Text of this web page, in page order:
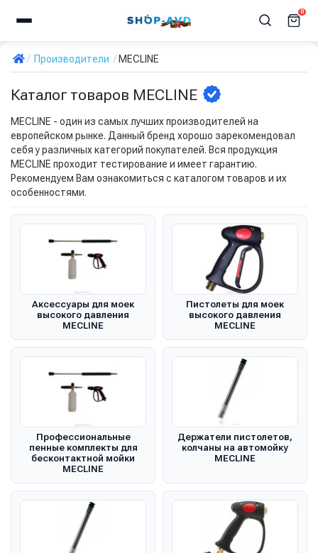
0
Производители MECLINE
Каталог товаров MECLINE
MECLINE - один из самых лучших производителей на
европейском рынке. Данный бренд хорошо зарекомендовал
себя у различных категорий покупателей. Вся продукция
MECLINE проходит тестирование и имеет гарантию.
Рекомендуем Вам ознакомиться с каталогом товаров и их
особенностями.
Аксессуары для моек
высокого давления
MECLINE
Пистолеты для моек
высокого давления
MECLINE
Профессиональные
пенные комплекты для
бесконтактной мойки
MECLINE
Держатели пистолетов,
колчаны на автомойку
MECLINE